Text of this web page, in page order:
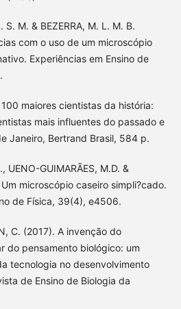
S. M. & BEZERRA, M. L. M. B.
com o uso de um microscópio
Experiências em Ensino de
maiores cientistas da história:
mais influentes do passado e
Janeiro, Bertrand Brasil, 584 p.
UENO-GUIMARÃES, M.D. &
microscópio caseiro simpli?cado.
de Física, 39(4), e4506.
C. (2017). A invenção do
do pensamento biológico: um
tecnologia no desenvolvimento
de Ensino de Biologia da